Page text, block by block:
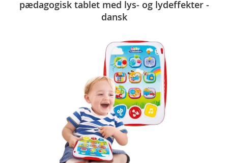
pædagogisk tablet med lys- og lydeffekter -
dansk